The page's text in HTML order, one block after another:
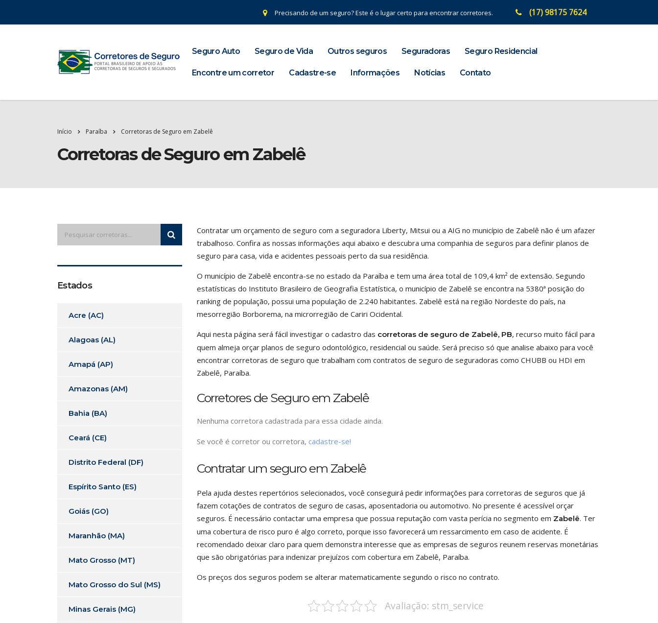
Precisando de um seguro? Este é o lugar certo para encontrar corretores. (17) 98175 7624
Seguro Auto Seguro de Vida Outros seguros Seguradoras Seguro Residencial
Encontre um corretor Cadastre-se Informações Notícias Contato
Início Paraíba Corretoras de Seguro em Zabelê
Corretoras de Seguro em Zabelê
Contratar um orçamento de seguro com a seguradora Liberty, Mitsui ou a AIG no município de Zabelê não é um afazer
trabalhoso. Confira as nossas informações aqui abaixo e descubra uma companhia de seguros para definir planos de
seguro para casa, vida e acidentes pessoais perto da sua residência.
O município de Zabelê encontra-se no estado da Paraíba e tem uma área total de 109,4 km² de extensão. Segundo
estatísticas do Instituto Brasileiro de Geografia Estatística, o município de Zabelê se encontra na 5380ª posição do
ranking de população, possui uma população de 2.240 habitantes. Zabelê está na região Nordeste do país, na
mesorregião Borborema, na microrregião de Cariri Ocidental.
Aqui nesta página será fácil investigar o cadastro das corretoras de seguro de Zabelê, PB, recurso muito fácil para
quem almeja orçar planos de seguro odontológico, residencial ou saúde. Será preciso só que analise abaixo para você
encontrar corretoras de seguro que trabalham com contratos de seguro de seguradoras como CHUBB ou HDI em
Zabelê, Paraíba.
Corretores de Seguro em Zabelê
Nenhuma corretora cadastrada para essa cidade ainda.
Se você é corretor ou corretora, cadastre-se!
Contratar um seguro em Zabelê
Pela ajuda destes repertórios selecionados, você conseguirá pedir informações para corretoras de seguros que já
fazem cotações de contratos de seguro de casas, aposentadoria ou automotivo. No presente é acessível orçar
seguros. É necessário contactar uma empresa que possua reputação com vasta perícia no segmento em Zabelê. Ter
uma cobertura de risco puro é algo correto, porque isso favorecerá um ressarcimento em caso de acidente. É
recomendado deixar claro para quem demonstra interesse que as empresas de seguros reunem reservas monetárias
que são obrigatórias para indenizar prejuízos com cobertura em Zabelê, Paraíba.
Os preços dos seguros podem se alterar matematicamente segundo o risco no contrato.
Avaliação: stm_service
Estados
Acre (AC)
Alagoas (AL)
Amapá (AP)
Amazonas (AM)
Bahia (BA)
Ceará (CE)
Distrito Federal (DF)
Espírito Santo (ES)
Goiás (GO)
Maranhão (MA)
Mato Grosso (MT)
Mato Grosso do Sul (MS)
Minas Gerais (MG)